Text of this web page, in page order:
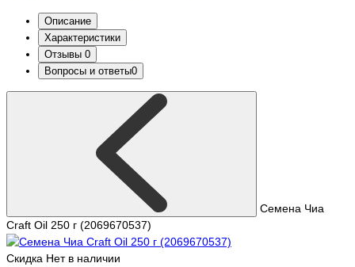
Описание
Характеристики
Отзывы 0
Вопросы и ответы0
Семена Чиа
Craft Oil 250 г (2069670537)
Скидка Нет в наличии